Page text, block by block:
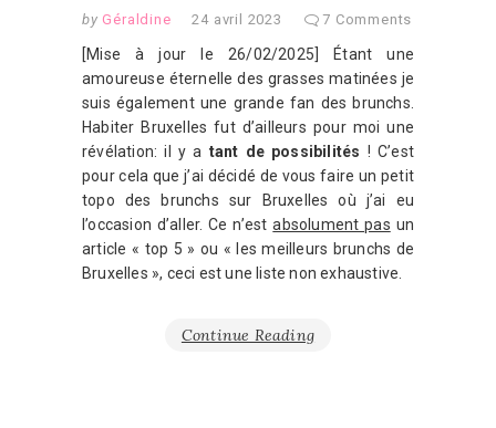
by Géraldine 24 avril 2023 7 Comments
[Mise à jour le 26/02/2025] Étant une
amoureuse éternelle des grasses matinées je
suis également une grande fan des brunchs.
Habiter Bruxelles fut d’ailleurs pour moi une
révélation: il y a tant de possibilités ! C’est
pour cela que j’ai décidé de vous faire un petit
topo des brunchs sur Bruxelles où j’ai eu
l’occasion d’aller. Ce n’estabsolument pas un
article « top 5 » ou « les meilleurs brunchs de
Bruxelles », ceci est une liste non exhaustive.
Continue Reading